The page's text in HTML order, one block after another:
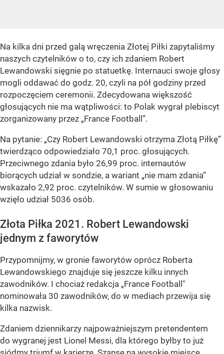
Na kilka dni przed galą wręczenia Złotej Piłki zapytaliśmy
naszych czytelników o to, czy ich zdaniem Robert
Lewandowski sięgnie po statuetkę. Internauci swoje głosy
mogli oddawać do godz. 20, czyli na pół godziny przed
rozpoczęciem ceremonii. Zdecydowana większość
głosujących nie ma wątpliwości: to Polak wygrał plebiscyt
zorganizowany przez „France Football”.
Na pytanie: „Czy Robert Lewandowski otrzyma Złotą Piłkę”
twierdząco odpowiedziało 70,1 proc. głosujących.
Przeciwnego zdania było 26,99 proc. internautów
biorących udział w sondzie, a wariant „nie mam zdania”
wskazało 2,92 proc. czytelników. W sumie w głosowaniu
wzięło udział 5036 osób.
Złota Piłka 2021. Robert Lewandowski
jednym z faworytów
Przypomnijmy, w gronie faworytów oprócz Roberta
Lewandowskiego znajduje się jeszcze kilku innych
zawodników. I chociaż redakcja „France Football"
nominowała 30 zawodników, do w mediach przewija się
kilka nazwisk.
Zdaniem dziennikarzy najpoważniejszym pretendentem
do wygranej jest Lionel Messi, dla którego byłby to już